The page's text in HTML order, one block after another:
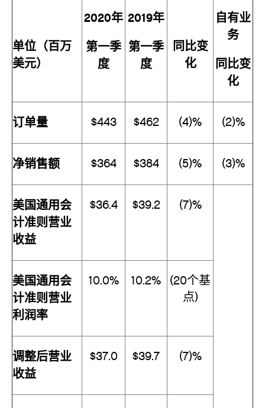
单位（百万
美元）
2020年
第一季
度
2019年
第一季
度
同比变
化
自有业
务
同比变
化
订单量 $443 $462 (4)% (2)%
净销售额 $364 $384 (5)% (3)%
美国通用会
计准则营业
收益
$36.4 $39.2 (7)%
美国通用会
计准则营业
利润率
10.0% 10.2%
(20个基
点)
调整后营业
收益
$37.0 $39.7 (7)%